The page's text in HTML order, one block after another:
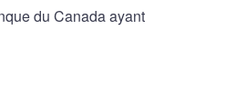
du Canada ayant